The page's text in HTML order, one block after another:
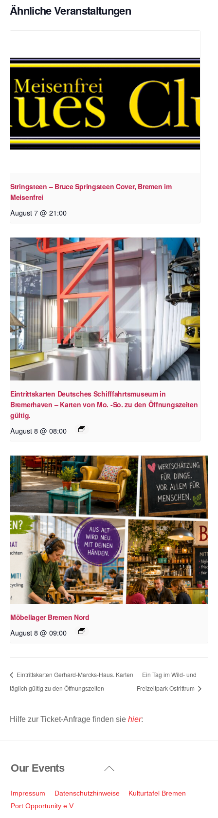
Ähnliche Veranstaltungen
Stringsteen – Bruce Springsteen Cover, Bremen im
Meisenfrei
August 7 @ 21:00
Eintrittskarten Deutsches Schifffahrtsmuseum in
Bremerhaven – Karten von Mo. -So. zu den Öffnungszeiten
gültig.
August 8 @ 08:00
Möbellager Bremen Nord
August 8 @ 09:00
Eintrittskarten Gerhard-Marcks-Haus. Karten
täglich gültig zu den Öffnungszeiten
Ein Tag im Wild- und
Freizeitpark Ostrittrum
Hilfe zur Ticket-Anfrage finden sie hier:
Back
Top
Our Events
Impressum Datenschutzhinweise
Kulturtafel Bremen
Port Opportunity e.V.